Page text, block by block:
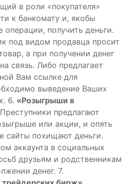
в роли «покупателя»
к банкомату и, якобы
операции, получить деньги.
под видом продавца просит
а при получении денег
связь. Либо предлагает
Вам ссылке для
выведение Ваших
6. «Розыгрыши в
Преступники предлагают
или акции, и опять
сайты похищают деньги.
аккаунта в социальных
друзьям и родственникам
денег. 7.